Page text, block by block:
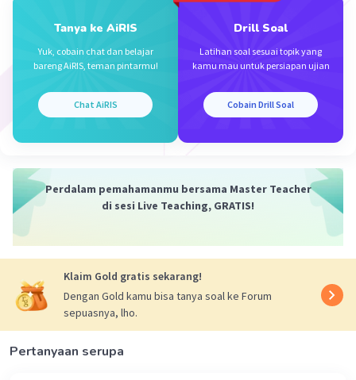
Namun, kita tahu bahwa jarak dari titik H ke garis BC
adalah setengah dari jarak ini, yaitu:
Jarak=3√2
Oleh karena itu, jawabannya adalah b. .
Beri Rating (0 Balas
Iklan
Tanya ke AiRIS
Yuk, cobain chat dan belajar
bareng AiRIS, teman pintarmu!
Chat AiRIS
Drill Soal
Latihan soal sesuai topik yang
kamu mau untuk persiapan ujian
Cobain Drill Soal
Perdalam pemahamanmu bersama Master Teacher
di sesi Live Teaching, GRATIS!
Klaim Gold gratis sekarang!
Dengan Gold kamu bisa tanya soal ke Forum
sepuasnya, lho.
Pertanyaan serupa